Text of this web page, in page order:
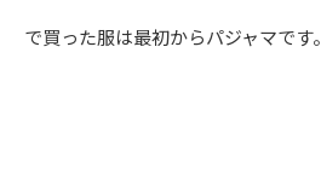
で買った服は最初からパジャマです。